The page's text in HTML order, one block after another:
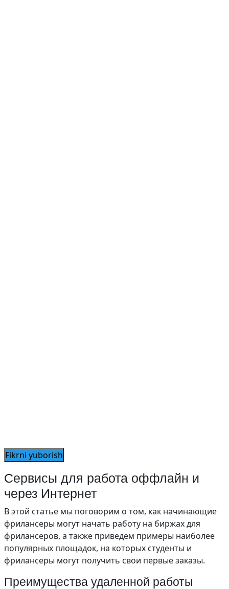
Сервисы для работа оффлайн и
через Интернет
В этой статье мы поговорим о том, как начинающие
фрилансеры могут начать работу на биржах для
фрилансеров, а также приведем примеры наиболее
популярных площадок, на которых студенты и
фрилансеры могут получить свои первые заказы.
Преимущества удаленной работы